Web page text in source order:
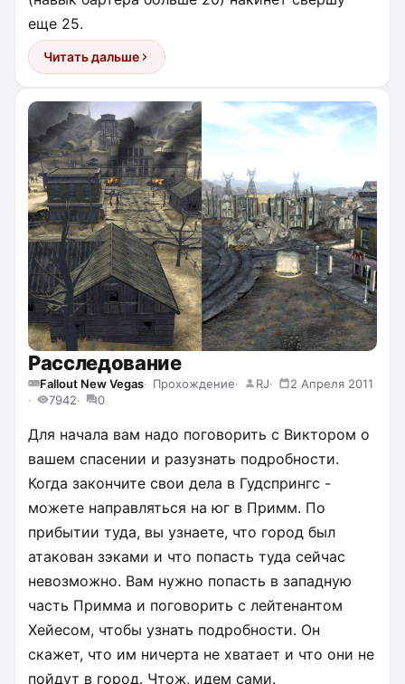
еще 25.
Читать дальше
Расследование
Fallout New Vegas Прохождение RJ
2 Апреля 2011
7942
0
Для начала вам надо поговорить с Виктором о
вашем спасении и разузнать подробности.
Когда закончите свои дела в Гудспрингс -
можете направляться на юг в Примм. По
прибытии туда, вы узнаете, что город был
атакован зэками и что попасть туда сейчас
невозможно. Вам нужно попасть в западную
часть Примма и поговорить с лейтенантом
Хейесом, чтобы узнать подробности. Он
скажет, что им ничерта не хватает и что они не
пойдут в город. Чтож, идем сами.